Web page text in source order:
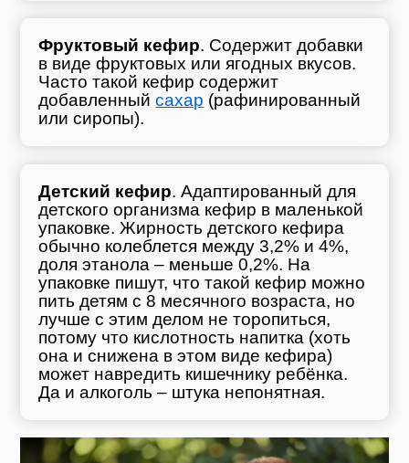
Фруктовый кефир. Содержит добавки
в виде фруктовых или ягодных вкусов.
Часто такой кефир содержит
добавленныйсахар (рафинированный
или сиропы).
Детский кефир. Адаптированный для
детского организма кефир в маленькой
упаковке. Жирность детского кефира
обычно колеблется между 3,2% и 4%,
доля этанола – меньше 0,2%. На
упаковке пишут, что такой кефир можно
пить детям с 8 месячного возраста, но
лучше с этим делом не торопиться,
потому что кислотность напитка (хоть
она и снижена в этом виде кефира)
может навредить кишечнику ребёнка.
Да и алкоголь – штука непонятная.